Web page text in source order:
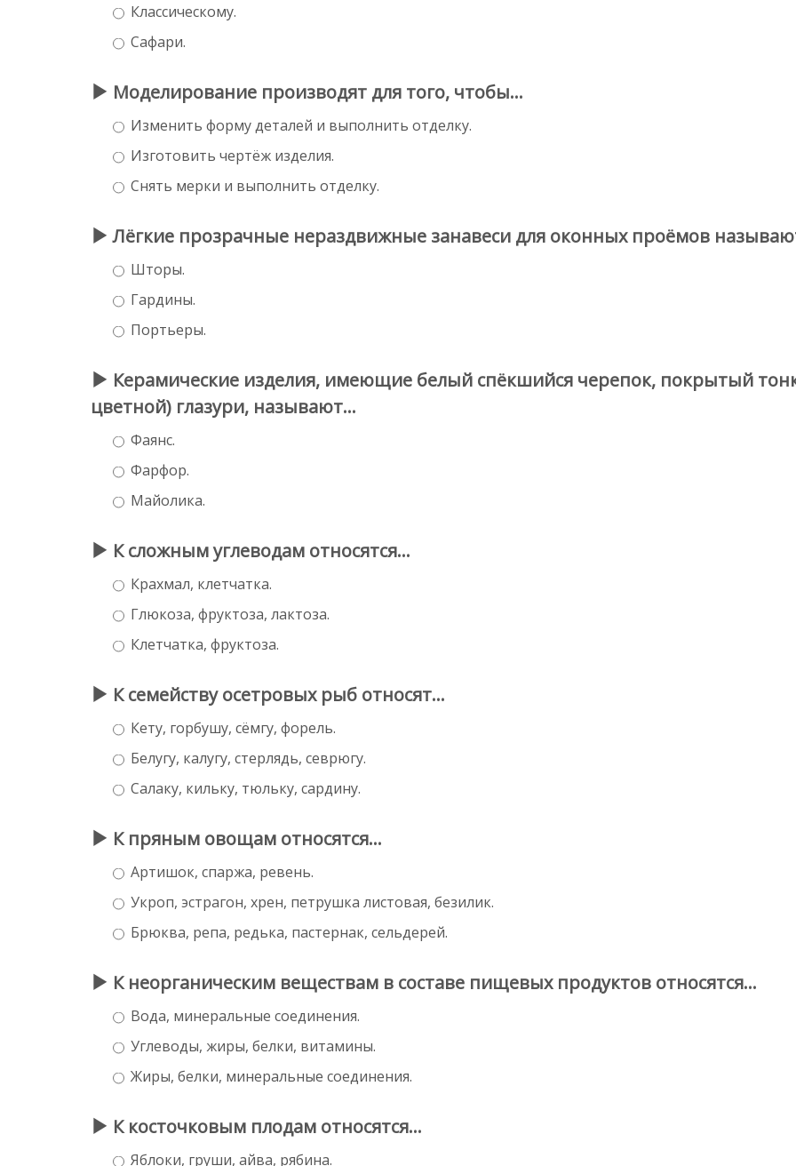
Классическому.
Сафари.
Моделирование производят для того, чтобы...
Изменить форму деталей и выполнить отделку.
Изготовить чертёж изделия.
Снять мерки и выполнить отделку.
Лёгкие прозрачные нераздвижные занавеси для оконных проёмов
Шторы.
Гардины.
Портьеры.
Керамические изделия, имеющие белый спёкшийся черепок, покрытый
цветной) глазури, называют...
Фаянс.
Фарфор.
Майолика.
К сложным углеводам относятся...
Крахмал, клетчатка.
Глюкоза, фруктоза, лактоза.
Клетчатка, фруктоза.
К семейству осетровых рыб относят...
Кету, горбушу, сёмгу, форель.
Белугу, калугу, стерлядь, севрюгу.
Салаку, кильку, тюльку, сардину.
К пряным овощам относятся...
Артишок, спаржа, ревень.
Укроп, эстрагон, хрен, петрушка листовая, безилик.
Брюква, репа, редька, пастернак, сельдерей.
К неорганическим веществам в составе пищевых продуктов относятся...
Вода, минеральные соединения.
Углеводы, жиры, белки, витамины.
Жиры, белки, минеральные соединения.
К косточковым плодам относятся...
Яблоки, груши, айва, рябина.